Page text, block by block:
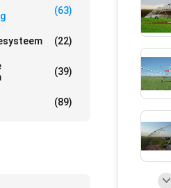
(63)
(22)
(39)
(89)